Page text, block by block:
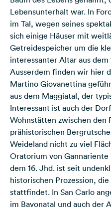
Lebensunterhalt war. In
im Tal, wegen seines
sich einige Häuser mit
Getreidespeicher um die
interessanter Altar aus
Ausserdem finden wir hier
Martino Giovanettina
aus dem Maggiatal, der
Interessant ist auch der
Wohnstätten zwischen den
prähistorischen
Weideland nicht zu viel
Oratorium von
dem 16. Jhd. ist seit
historischen Prozession,
stattfindet. In San Carlo
im Bavonatal und auch der